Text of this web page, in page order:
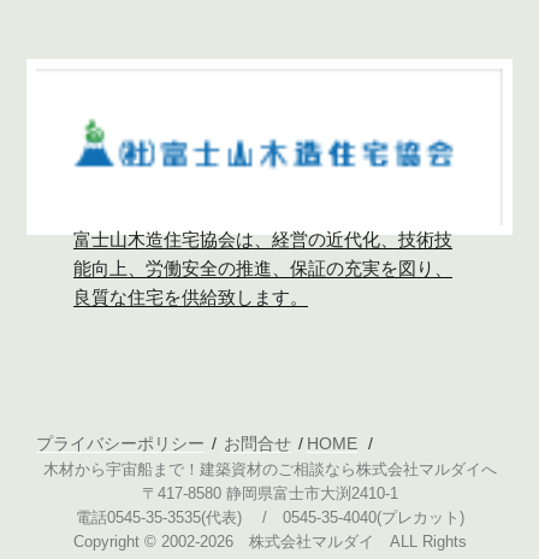
富士山木造住宅協会は、経営の近代化、技術技
能向上、労働安全の推進、保証の充実を図り、
良質な住宅を供給致します。
プライバシーポリシー お問合せ HOME
木材から宇宙船まで！建築資材のご相談なら株式会社マルダイへ
〒417-8580 静岡県富士市大渕2410-1
電話0545-35-3535(代表) / 0545-35-4040(プレカット)
Copyright © 2002-2026 株式会社マルダイ ALL Rights